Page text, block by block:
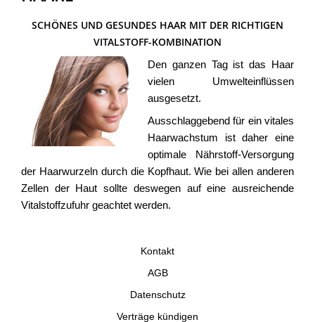
SCHÖNES UND GESUNDES HAAR MIT DER RICHTIGEN
VITALSTOFF-KOMBINATION
Den ganzen Tag ist das Haar
vielen Umwelteinflüssen
ausgesetzt.
Ausschlaggebend für ein vitales
Haarwachstum ist daher eine
optimale Nährstoff-Versorgung
der Haarwurzeln durch die Kopfhaut. Wie bei allen anderen
Zellen der Haut sollte deswegen auf eine ausreichende
Vitalstoffzufuhr geachtet werden.
Kontakt
AGB
Datenschutz
Verträge kündigen